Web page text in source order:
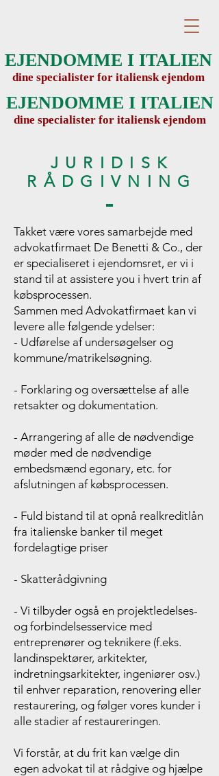
EJENDOMME I ITALIEN
dine specialister for italiensk ejendom
EJENDOMME I ITALIEN
dine specialister for italiensk ejendom
JURIDISK
RÅDGIVNING
Takket være vores samarbejde med
advokatfirmaet De Benetti & Co., der
er specialiseret i ejendomsret, er vi i
stand til at assistere you i hvert trin af
købsprocessen.
Sammen med Advokatfirmaet kan vi
levere alle følgende ydelser:
- Udførelse af undersøgelser og
kommune/matrikelsøgning.
- Forklaring og oversættelse af alle
retsakter og dokumentation.
- Arrangering af alle de nødvendige
møder med de nødvendige
embedsmænd egonary, etc. for
afslutningen af købsprocessen.
- Fuld bistand til at opnå realkreditlån
fra italienske banker til meget
fordelagtige priser
- Skatterådgivning
- Vi tilbyder også en projektledelses-
og forbindelsesservice med
entreprenører og teknikere (f.eks.
landinspektører, arkitekter,
indretningsarkitekter, ingeniører osv.)
til enhver reparation, renovering eller
restaurering, og følger vores kunder i
alle stadier af restaureringen.
Vi forstår, at du frit kan vælge din
egen advokat til at rådgive og hjælpe